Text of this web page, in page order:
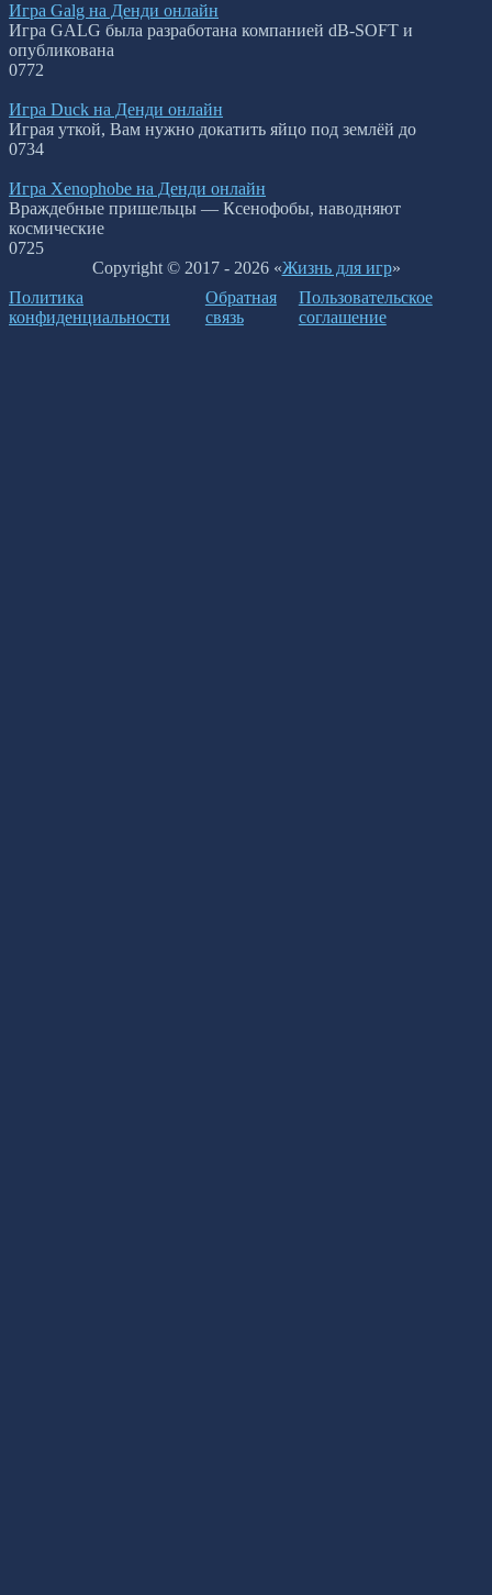
Игра Galg на Денди онлайн
Игра GALG была разработана компанией dB-SOFT и
опубликована
0772
Игра Duck на Денди онлайн
Играя уткой, Вам нужно докатить яйцо под землёй до
0734
Игра Xenophobe на Денди онлайн
Враждебные пришельцы — Ксенофобы, наводняют
космические
0725
Copyright © 2017 - 2026 «Жизнь для игр»
Политика
конфиденциальности
Обратная
связь
Пользовательское
соглашение